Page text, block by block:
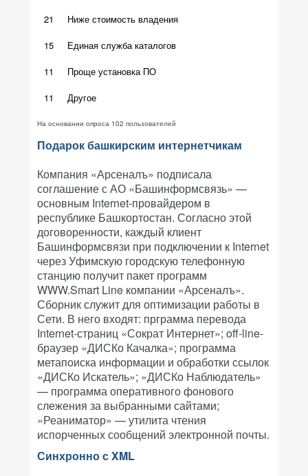
21
Ниже стоимость владения
15
Единая служба каталогов
11
Проще установка ПО
11
Другое
На основании опроса 102 пользователей
Подарок башкирским интернетчикам
Компания «Арсеналъ» подписала
соглашение с АО «Башинформсвязь» —
основным Internet-провайдером в
республике Башкортостан. Согласно этой
договоренности, каждый клиент
Башинформсвязи при подключении к Internet
через Уфимскую городскую телефонную
станцию получит пакет программ
WWW.Smart Line компании «Арсеналъ».
Сборник служит для оптимизации работы в
Сети. В него входят: прграмма перевода
Internet-страниц «Сократ Интернет»; off-line-
браузер «ДИСКо Качалка»; программа
метапоиска информации и обработки ссылок
«ДИСКо Искатель»; «ДИСКо Наблюдатель»
— программа оперативного фонового
слежения за выбранными сайтами;
«Реаниматор» — утилита чтения
испорченных сообщений электронной почты.
Синхронно с XML